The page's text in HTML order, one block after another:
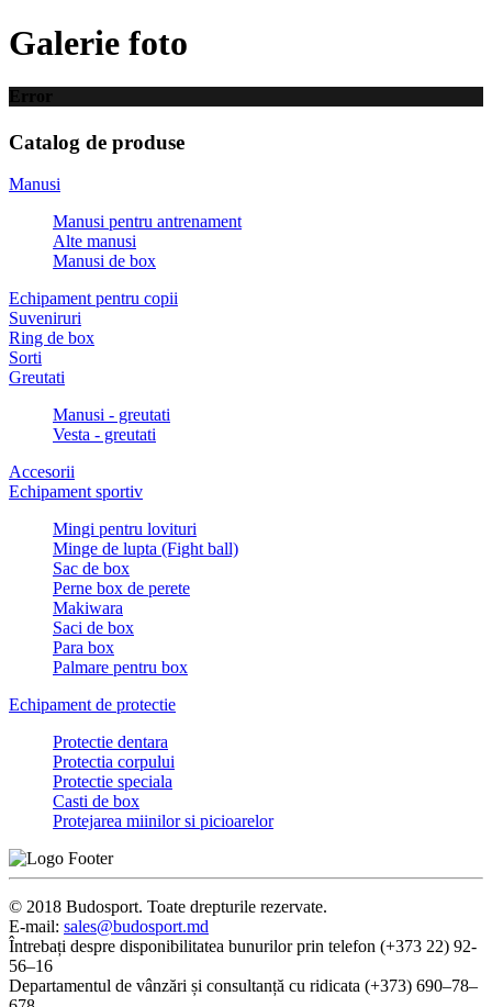
Galerie foto
Error
Catalog de produse
Manusi
Manusi pentru antrenament
Alte manusi
Manusi de box
Echipament pentru copii
Suveniruri
Ring de box
Sorti
Greutati
Manusi - greutati
Vesta - greutati
Accesorii
Echipament sportiv
Mingi pentru lovituri
Minge de lupta (Fight ball)
Sac de box
Perne box de perete
Makiwara
Saci de box
Para box
Palmare pentru box
Echipament de protectie
Protectie dentara
Protectia corpului
Protectie speciala
Casti de box
Protejarea miinilor si picioarelor
© 2018 Budosport. Toate drepturile rezervate.
E-mail: sales@budosport.md
Întrebați despre disponibilitatea bunurilor prin telefon (+373 22) 92-
56–16
Departamentul de vânzări și consultanță cu ridicata (+373) 690–78–